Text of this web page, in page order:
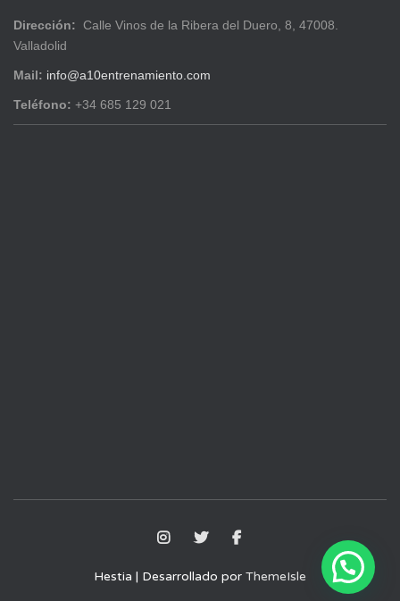
Dirección: Calle Vinos de la Ribera del Duero, 8, 47008.
Valladolid
Mail: info@a10entrenamiento.com
Teléfono: +34 685 129 021
Hestia | Desarrollado por ThemeIsle